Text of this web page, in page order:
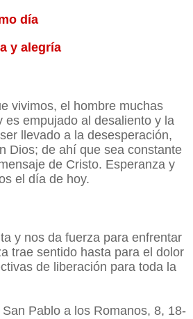
día
y alegría
vivimos, el hombre muchas
empujado al desaliento y la
llevado a la desesperación,
Dios; de ahí que sea constante
de Cristo. Esperanza y
el día de hoy.
y nos da fuerza para enfrentar
trae sentido hasta para el dolor
de liberación para toda la
Pablo a los Romanos, 8, 18-